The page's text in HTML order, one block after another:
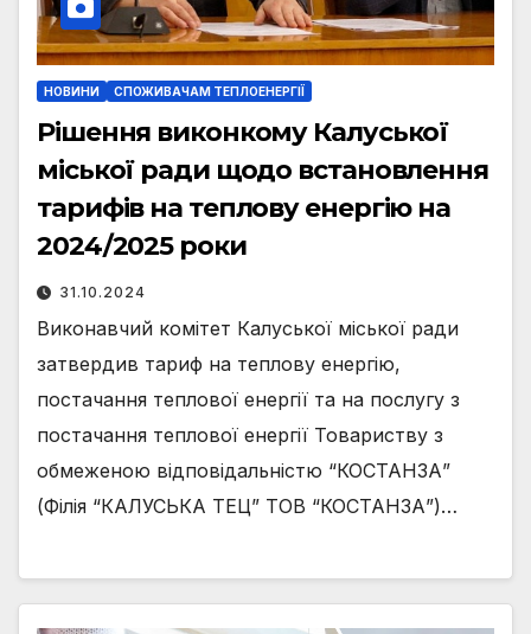
НОВИНИ СПОЖИВАЧАМ ТЕПЛОЕНЕРГІЇ
Рішення виконкому Калуської
міської ради щодо встановлення
тарифів на теплову енергію на
2024/2025 роки
31.10.2024
Виконавчий комітет Калуської міської ради
затвердив тариф на теплову енергію,
постачання теплової енергії та на послугу з
постачання теплової енергії Товариству з
обмеженою відповідальністю “КОСТАНЗА”
(Філія “КАЛУСЬКА ТЕЦ” ТОВ “КОСТАНЗА”)…